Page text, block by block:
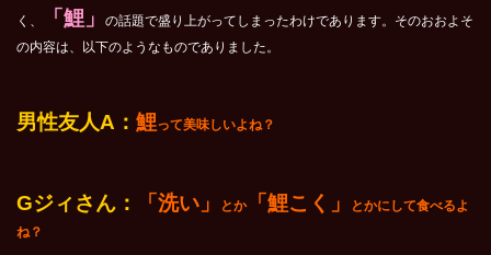
く、 「鯉」
の話題で盛り上がってしまったわけであります。そのおおよそ
の内容は、以下のようなものでありました。
男性友人A： 鯉って美味しいよね？
Gジィさん： 「洗い」 とか「鯉こく」
とかにして食べるよ
ね？